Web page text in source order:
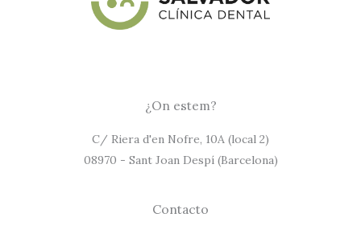
¿On estem?
C/ Riera d'en Nofre, 10A (local 2)
08970 - Sant Joan Despí (Barcelona)
Contacto